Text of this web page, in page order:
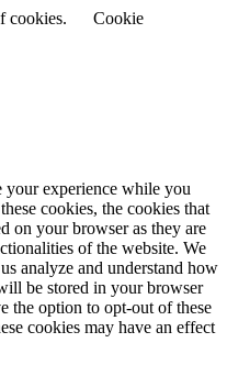
cookies.
Cookie
your experience while you
cookies, the cookies that
on your browser as they are
of the website. We
analyze and understand how
be stored in your browser
the option to opt-out of these
cookies may have an effect